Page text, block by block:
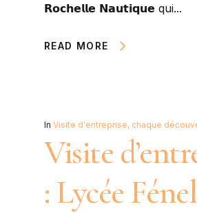
𝗥𝗼𝗰𝗵𝗲𝗹𝗹𝗲 𝗡𝗮𝘂𝘁𝗶𝗾𝘂𝗲 qui...
READ MORE
In Visite d'entreprise, chaque
Visite
: Lycée